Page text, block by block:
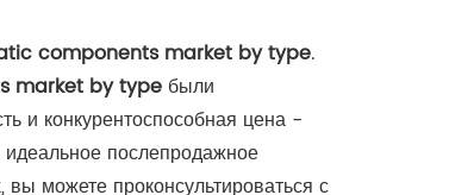
components market by type.
market by type были
и конкурентоспособная цена -
послепродажное
вы можете проконсультироваться с